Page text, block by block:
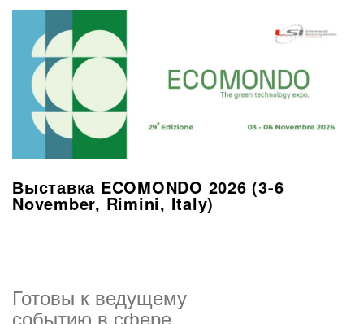
Выставка ECOMONDO 2026 (3-6
November, Rimini, Italy)
Готовы к ведущему
событию в сфере